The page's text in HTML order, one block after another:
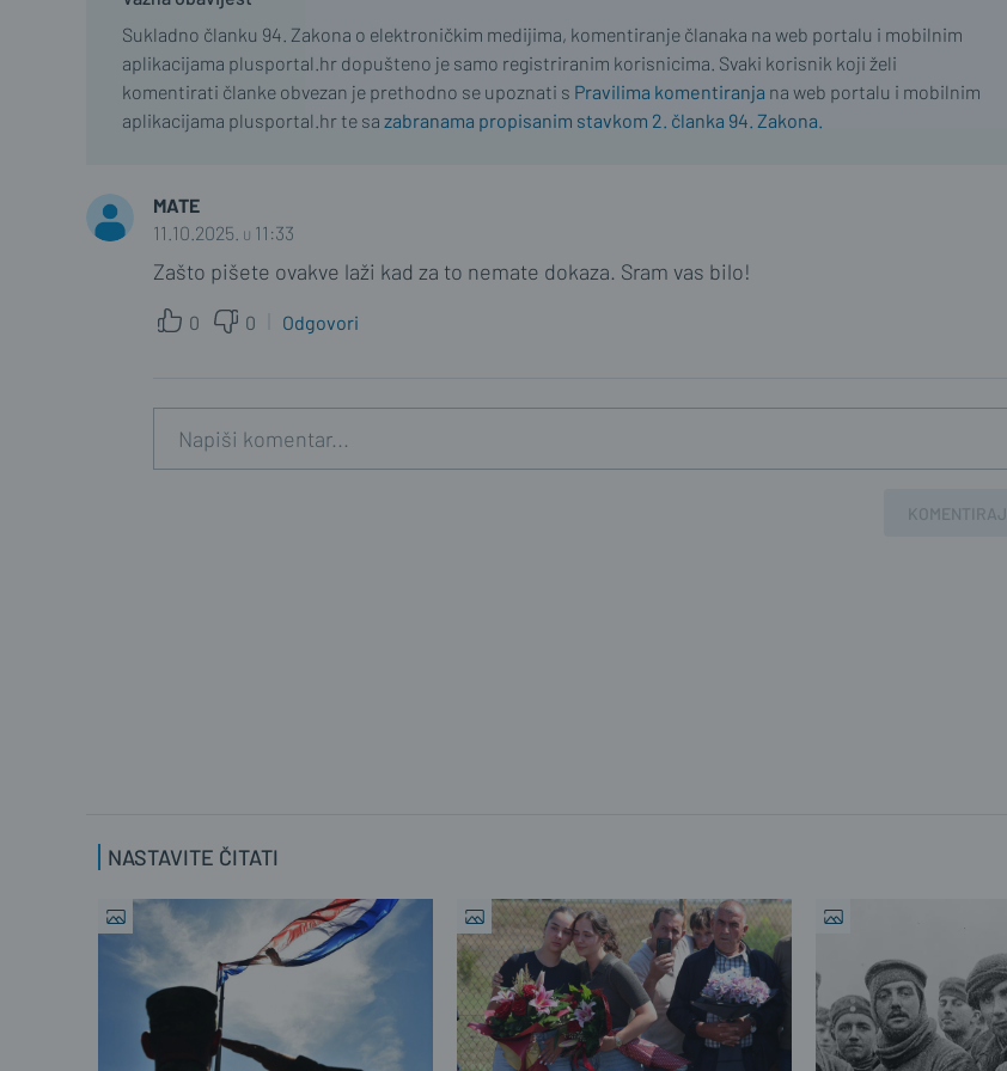
Sukladno članku 94. Zakona o elektroničkim medijima, komentiranje članaka na web portalu i mobilnim
aplikacijama plusportal.hr dopušteno je samo registriranim korisnicima. Svaki korisnik koji želi
komentirati članke obvezan je prethodno se upoznati s Pravilima komentiranja na web portalu i mobilnim
aplikacijama plusportal.hr te sa zabranama propisanim stavkom 2. članka 94. Zakona.
MATE
11.10.2025. u 11:33
Zašto pišete ovakve laži kad za to nemate dokaza. Sram vas bilo!
0 0 Odgovori
KOMENTIRAJ
NASTAVITE ČITATI